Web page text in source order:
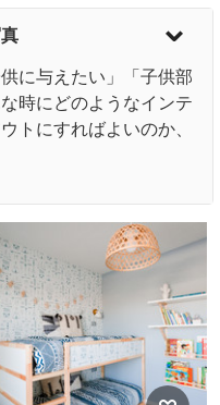
ガにあるビーチスタイ
おしゃれな子供の寝室
に与えたい」「子供部
時にどのようなインテ
トにすればよいのか、
アにすれば良いだけで
います。子供が安全に
チスタイルのインテリ
はいくつかのポイント
テリアを選ぶポイント
リアを考える際に、部